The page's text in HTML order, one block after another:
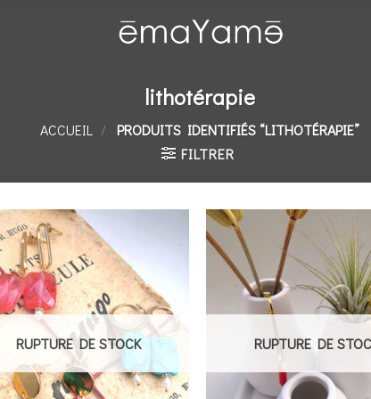
lithotérapie
ACCUEIL /
PRODUITS IDENTIFIÉS “LITHOTÉRAPIE”
FILTRER
liste de
souhaits
RUPTURE DE STOCK RUPTURE DE